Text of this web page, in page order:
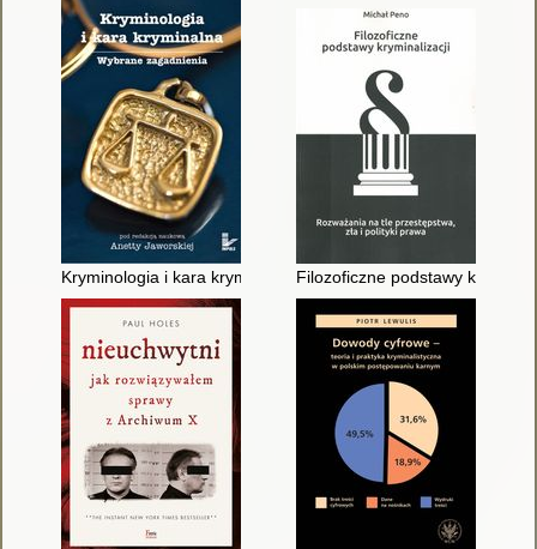
Kryminologia i kara kryminalna : wybrane zagadnienia
Filozoficzne podstawy